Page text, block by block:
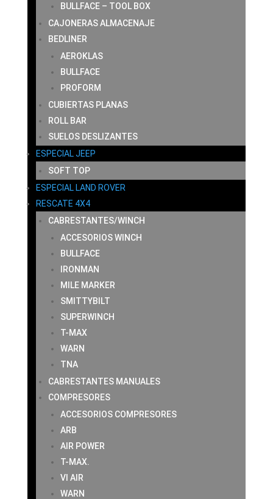
BULLFACE – TOOL BOX
CAJONERAS ALMACENAJE
BEDLINER
AEROKLAS
BULLFACE
PROFORM
CUBIERTAS PLANAS
ROLL BAR
SUELOS DESLIZANTES
ESPECIAL JEEP
SOFT TOP
ESPECIAL LAND ROVER
RESCATE 4X4
CABRESTANTES/WINCH
ACCESORIOS WINCH
BULLFACE
IRONMAN
MILE MARKER
SMITTYBILT
SUPERWINCH
T-MAX
WARN
TNA
CABRESTANTES MANUALES
COMPRESORES
ACCESORIOS COMPRESORES
ARB
AIR POWER
T-MAX.
VI AIR
WARN